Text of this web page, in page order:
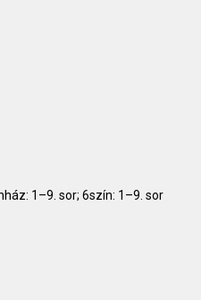
1–9. sor; 6szín: 1–9. sor